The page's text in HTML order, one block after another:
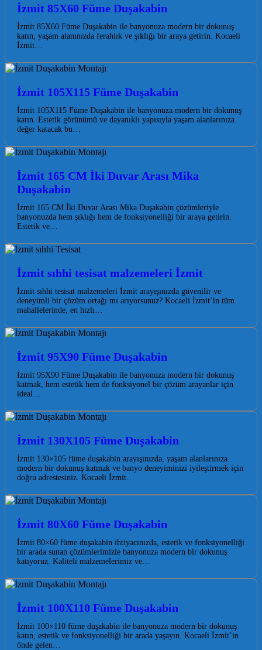
İzmit 85X60 Füme Duşakabin
İzmit 85X60 Füme Duşakabin ile banyonuza modern bir dokunuş
katın, yaşam alanınızda ferahlık ve şıklığı bir araya getirin. Kocaeli
İzmit…
İzmit 105X115 Füme Duşakabin
İzmit 105X115 Füme Duşakabin ile banyonuza modern bir dokunuş
katın. Estetik görünümü ve dayanıklı yapısıyla yaşam alanlarınıza
değer katacak bu…
İzmit 165 CM İki Duvar Arası Mika
Duşakabin
İzmit 165 CM İki Duvar Arası Mika Duşakabin çözümleriyle
banyonuzda hem şıklığı hem de fonksiyonelliği bir araya getirin.
Estetik ve…
İzmit sıhhi tesisat malzemeleri İzmit
İzmit sıhhi tesisat malzemeleri İzmit arayışınızda güvenilir ve
deneyimli bir çözüm ortağı mı arıyorsunuz? Kocaeli İzmit’in tüm
mahallelerinde, en hızlı…
İzmit 95X90 Füme Duşakabin
İzmit 95X90 Füme Duşakabin ile banyonuza modern bir dokunuş
katmak, hem estetik hem de fonksiyonel bir çözüm arayanlar için
ideal…
İzmit 130X105 Füme Duşakabin
İzmit 130×105 füme duşakabin arayışınızda, yaşam alanlarınıza
modern bir dokunuş katmak ve banyo deneyiminizi iyileştirmek için
doğru adrestesiniz. Kocaeli İzmit…
İzmit 80X60 Füme Duşakabin
İzmit 80×60 füme duşakabin ihtiyacınızda, estetik ve fonksiyonelliği
bir arada sunan çözümlerimizle banyonuza modern bir dokunuş
katıyoruz. Kaliteli malzemelerimiz ve…
İzmit 100X110 Füme Duşakabin
İzmit 100×110 füme duşakabin ile banyonuza modern bir dokunuş
katın, estetik ve fonksiyonelliği bir arada yaşayın. Kocaeli İzmit’in
önde gelen…